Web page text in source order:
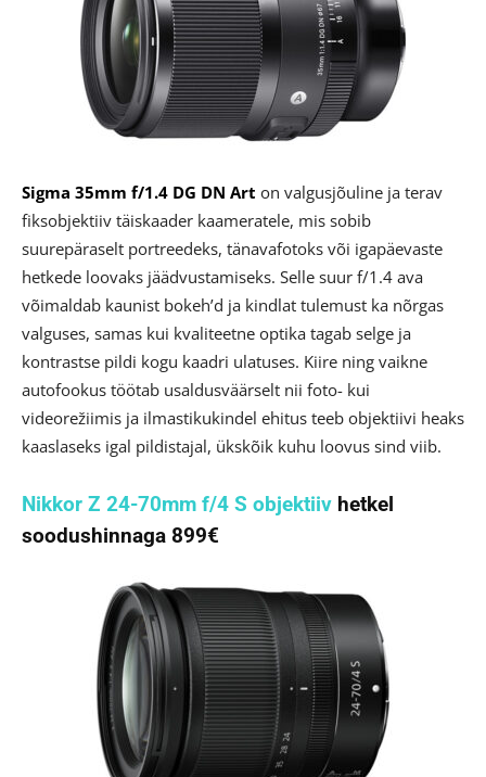
Sigma 35mm f/1.4 DG DN Art on valgusjõuline ja terav
fiksobjektiiv täiskaader kaameratele, mis sobib
suurepäraselt portreedeks, tänavafotoks või igapäevaste
hetkede loovaks jäädvustamiseks. Selle suur f/1.4 ava
võimaldab kaunist bokeh’d ja kindlat tulemust ka nõrgas
valguses, samas kui kvaliteetne optika tagab selge ja
kontrastse pildi kogu kaadri ulatuses. Kiire ning vaikne
autofookus töötab usaldusväärselt nii foto- kui
videorežiimis ja ilmastikukindel ehitus teeb objektiivi heaks
kaaslaseks igal pildistajal, ükskõik kuhu loovus sind viib.
Nikkor Z 24-70mm f/4 S objektiiv hetkel
soodushinnaga 899€